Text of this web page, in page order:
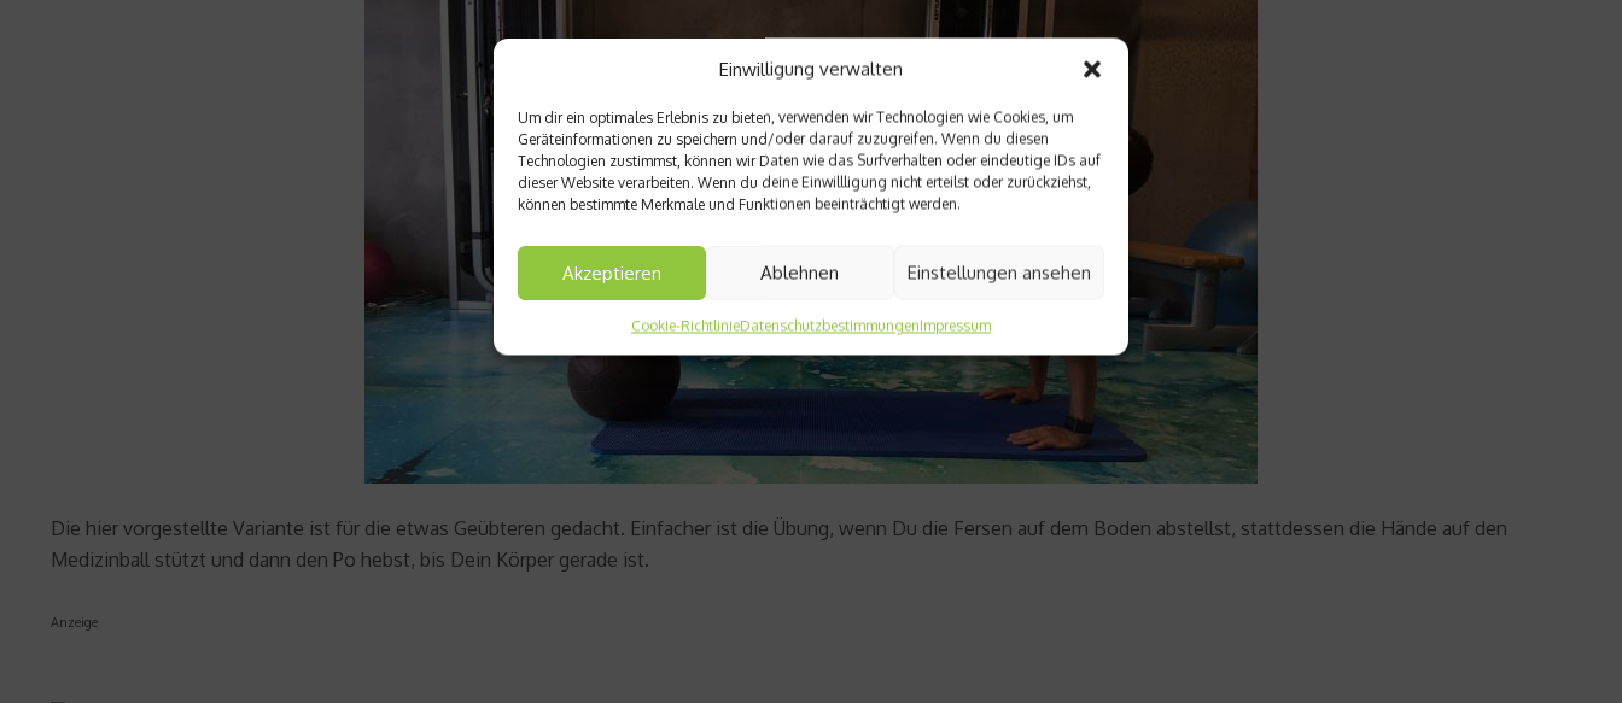
Einwilligung verwalten
Um dir ein optimales Erlebnis zu bieten, verwenden wir Technologien wie Cookies, um
Geräteinformationen zu speichern und/oder darauf zuzugreifen. Wenn du diesen
Technologien zustimmst, können wir Daten wie das Surfverhalten oder eindeutige IDs auf
dieser Website verarbeiten. Wenn du deine Einwillligung nicht erteilst oder zurückziehst,
können bestimmte Merkmale und Funktionen beeinträchtigt werden.
Akzeptieren Ablehnen Einstellungen ansehen
Cookie-RichtlinieDatenschutzbestimmungenImpressum
Die hier vorgestellte Variante ist für die etwas Geübteren gedacht. Einfacher ist die Übung, wenn Du die Fersen auf dem Boden abstellst, stattdessen die Hände auf den
Medizinball stützt und dann den Po hebst, bis Dein Körper gerade ist.
Anzeige